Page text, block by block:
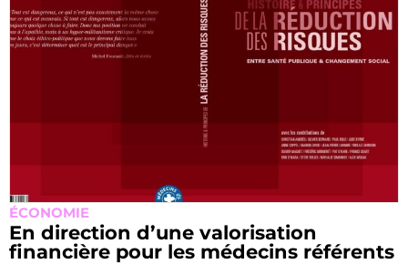
ÉCONOMIE
En direction d’une valorisation
financière pour les médecins référents